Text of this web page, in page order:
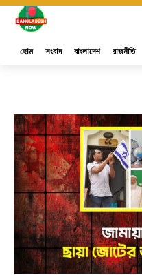
হোম সংবাদ বাংলাদেশ রাজনীতি